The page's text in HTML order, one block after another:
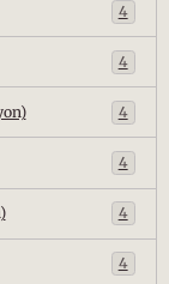
4
4
4
4
4
4